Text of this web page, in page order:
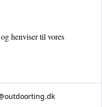
henviser til vores